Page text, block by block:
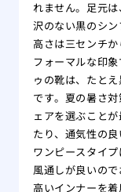
れません。足元
沢のない黒のシ
高さは三センチか
フォーマルな印
ゥの靴は、たと
です。夏の暑さ
ェアを選ぶこと
たり、通気性の
ワンピースタイ
風通しが良いの
高いインナーを